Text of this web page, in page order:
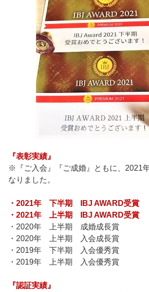
『表彰実績』
※『ご入会』『ご成婚』ともに、2021
なりました。
・2021年 下半期 IBJ AWARD受賞
・2021年 上半期 IBJ AWARD受賞
・2020年 上半期 成婚成長賞
・2020年 上半期 入会成長賞
・2019年 下半期 入会優秀賞
・2019年 上半期 入会優秀賞
『認証実績』